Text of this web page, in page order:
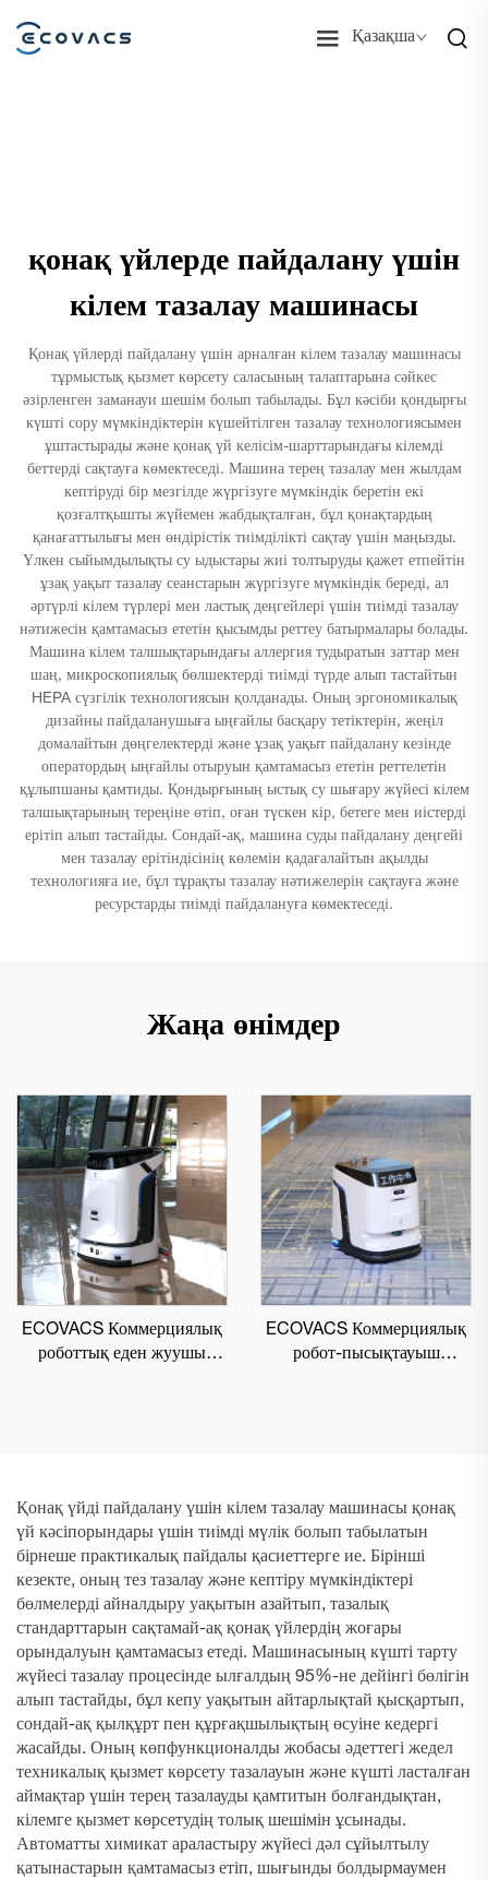
Қазақша
қонақ үйлерде пайдалану үшін
кілем тазалау машинасы
Қонақ үйлерді пайдалану үшін арналған кілем тазалау машинасы
тұрмыстық қызмет көрсету саласының талаптарына сәйкес
әзірленген заманауи шешім болып табылады. Бұл кәсіби қондырғы
күшті сору мүмкіндіктерін күшейтілген тазалау технологиясымен
ұштастырады және қонақ үй келісім-шарттарындағы кілемді
беттерді сақтауға көмектеседі. Машина терең тазалау мен жылдам
кептіруді бір мезгілде жүргізуге мүмкіндік беретін екі
қозғалтқышты жүйемен жабдықталған, бұл қонақтардың
қанағаттылығы мен өндірістік тиімділікті сақтау үшін маңызды.
Үлкен сыйымдылықты су ыдыстары жиі толтыруды қажет етпейтін
ұзақ уақыт тазалау сеанстарын жүргізуге мүмкіндік береді, ал
әртүрлі кілем түрлері мен ластық деңгейлері үшін тиімді тазалау
нәтижесін қамтамасыз ететін қысымды реттеу батырмалары болады.
Машина кілем талшықтарындағы аллергия тудыратын заттар мен
шаң, микроскопиялық бөлшектерді тиімді түрде алып тастайтын
HEPA сүзгілік технологиясын қолданады. Оның эргономикалық
дизайны пайдаланушыға ыңғайлы басқару тетіктерін, жеңіл
домалайтын дөңгелектерді және ұзақ уақыт пайдалану кезінде
оператордың ыңғайлы отыруын қамтамасыз ететін реттелетін
құлыпшаны қамтиды. Қондырғының ыстық су шығару жүйесі кілем
талшықтарының тереңіне өтіп, оған түскен кір, бетеге мен иістерді
ерітіп алып тастайды. Сондай-ақ, машина суды пайдалану деңгейі
мен тазалау ерітіндісінің көлемін қадағалайтын ақылды
технологияға ие, бұл тұрақты тазалау нәтижелерін сақтауға және
ресурстарды тиімді пайдалануға көмектеседі.
Жаңа өнімдер
ECOVACS Коммерциялық
роботтық еден жуушы
ECOVACS Коммерциялық
робот-пысықтауыш
Қонақ үйді пайдалану үшін кілем тазалау машинасы қонақ
үй кәсіпорындары үшін тиімді мүлік болып табылатын
бірнеше практикалық пайдалы қасиеттерге ие. Бірінші
кезекте, оның тез тазалау және кептіру мүмкіндіктері
бөлмелерді айналдыру уақытын азайтып, тазалық
стандарттарын сақтамай-ақ қонақ үйлердің жоғары
орындалуын қамтамасыз етеді. Машинасының күшті тарту
жүйесі тазалау процесінде ылғалдың 95%-не дейінгі бөлігін
алып тастайды, бұл кепу уақытын айтарлықтай қысқартып,
сондай-ақ қылқұрт пен құрғақшылықтың өсуіне кедергі
жасайды. Оның көпфункционалды жобасы әдеттегі жедел
техникалық қызмет көрсету тазалауын және күшті ласталған
аймақтар үшін терең тазалауды қамтитын болғандықтан,
кілемге қызмет көрсетудің толық шешімін ұсынады.
Автоматты химикат араластыру жүйесі дәл сұйылтылу
қатынастарын қамтамасыз етіп, шығынды болдырмаумен